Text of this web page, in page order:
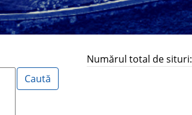
Numărul total de situri: